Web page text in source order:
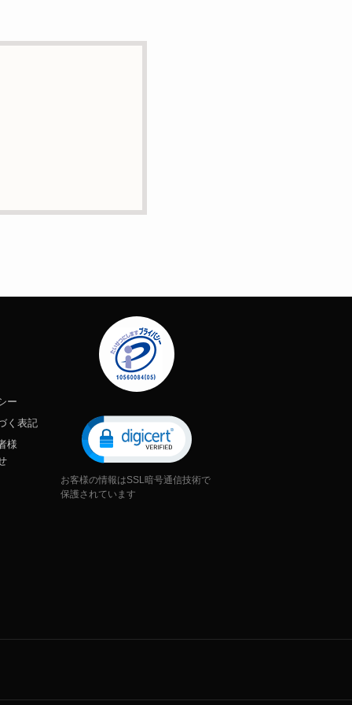
はありません。
務委託の目的で委託す
追加または削除・利用
する個人情報は一切含ま
ー
く表記
様
お客様の情報はSSL暗号通信技術で
保護されています